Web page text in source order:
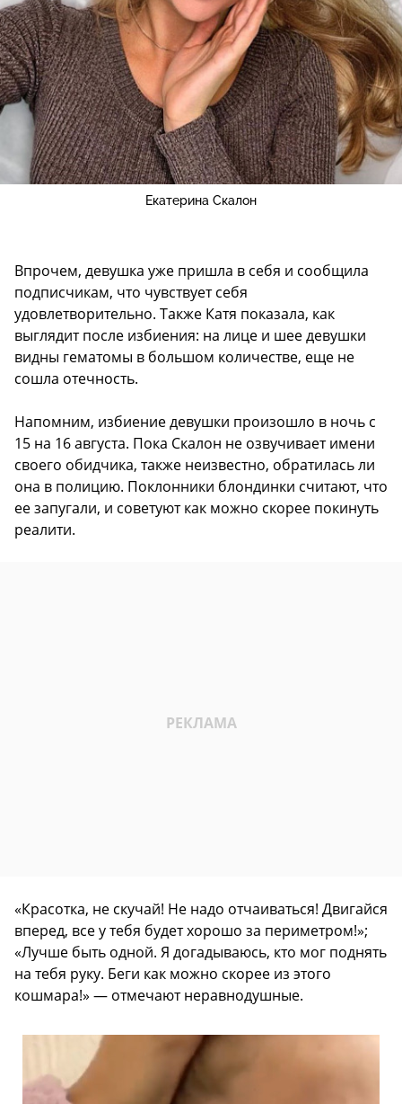
Екатерина Скалон
Впрочем, девушка уже пришла в себя и сообщила
подписчикам, что чувствует себя
удовлетворительно. Также Катя показала, как
выглядит после избиения: на лице и шее девушки
видны гематомы в большом количестве, еще не
сошла отечность.
Напомним, избиение девушки произошло в ночь с
15 на 16 августа. Пока Скалон не озвучивает имени
своего обидчика, также неизвестно, обратилась ли
она в полицию. Поклонники блондинки считают, что
ее запугали, и советуют как можно скорее покинуть
реалити.
«Красотка, не скучай! Не надо отчаиваться! Двигайся
вперед, все у тебя будет хорошо за периметром!»;
«Лучше быть одной. Я догадываюсь, кто мог поднять
на тебя руку. Беги как можно скорее из этого
кошмара!» — отмечают неравнодушные.